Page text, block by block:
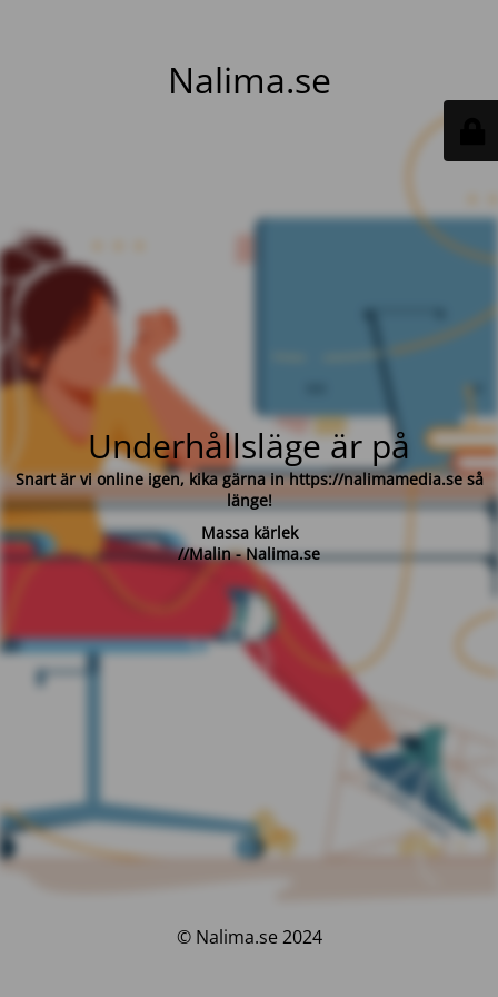
Nalima.se
Underhållsläge är på
Snart är vi online igen, kika gärna in https://nalimamedia.se så
länge!
Massa kärlek
//Malin - Nalima.se
© Nalima.se 2024